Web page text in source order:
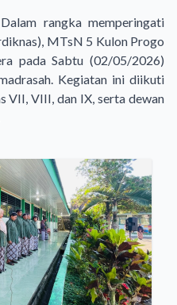
rangka memperingati
MTsN 5 Kulon Progo
pada Sabtu (02/05/2026)
Kegiatan ini diikuti
VII, VIII, dan IX, serta dewan